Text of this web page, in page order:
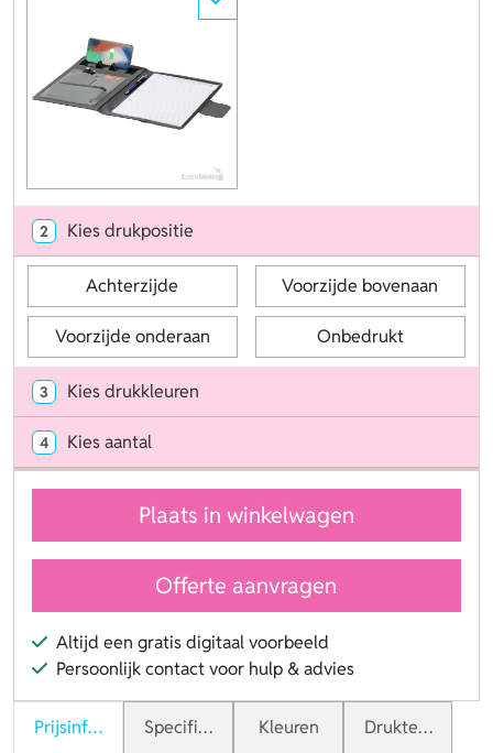
2 Kies drukpositie
Achterzijde Voorzijde bovenaan
Voorzijde onderaan Onbedrukt
3 Kies drukkleuren
4 Kies aantal
Plaats in winkelwagen
Offerte aanvragen
Altijd een gratis digitaal voorbeeld
Persoonlijk contact voor hulp & advies
PrijsinformatieSpecificaties Kleuren Druktechnieken